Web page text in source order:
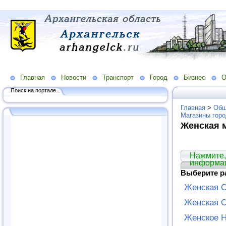
Главная Новости Транспорт Город Бизнес
Поиск на портале...
Главная >
Магазины
Женская
Выберите
Женская
Женская
Женское